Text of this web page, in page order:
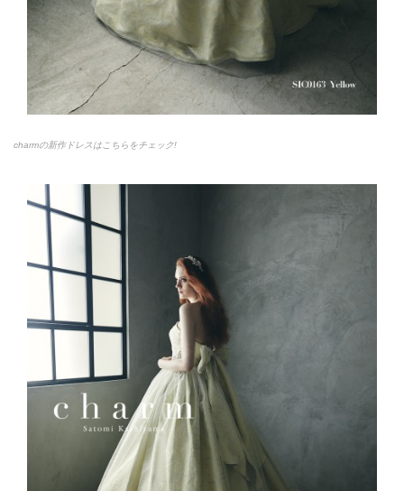
charmの新作ドレスはこちらをチェック!